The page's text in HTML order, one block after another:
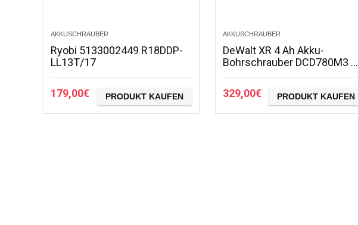
AKKUSCHRAUBER
Ryobi 5133002449 R18DDP-
LL13T/17
179,00€ PRODUKT KAUFEN
AKKUSCHRAUBER
DeWalt XR 4 Ah Akku-
Bohrschrauber DCD780M3 –
Vollmetallgetriebe & LED-
Arbeitslicht – Perfekt für…
329,00€ PRODUKT KAUFEN